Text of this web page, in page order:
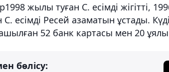
жылы туған С. есімді жігітті,
есімді Ресей азаматын ұстады.
52 банк картасы мен 20
бөлісу: